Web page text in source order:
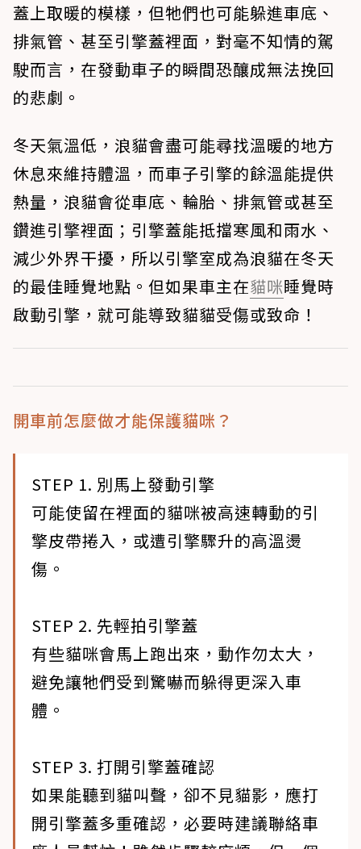
蓋上取暖的模樣，但牠們也可能躲進車底、
排氣管、甚至引擎蓋裡面，對毫不知情的駕
駛而言，在發動車子的瞬間恐釀成無法挽回
的悲劇。
​​冬天氣溫低，浪貓會盡可能尋找溫暖的地方
休息來維持體溫，而車子引擎的餘溫能提供
熱量，浪貓會從車底、輪胎、排氣管或甚至
鑽進引擎裡面；引擎蓋能抵擋寒風和雨水、
減少外界干擾，所以引擎室成為浪貓在冬天
的最佳睡覺地點。但如果車主在貓咪睡覺時
啟動引擎，就可能導致貓貓受傷或致命！​​
開車前怎麼做才能保護貓咪？
STEP 1. 別馬上發動引擎
​​可能使留在裡面的貓咪被高速轉動的引
擎皮帶捲入，或遭引擎驟升的高溫燙
傷。
STEP 2. 先輕拍引擎蓋
​​有些貓咪會馬上跑出來，動作勿太大，
避免讓牠們受到驚嚇而躲得更深入車
體。
STEP 3. 打開引擎蓋確認
​​如果能聽到貓叫聲，卻不見貓影，應打
開引擎蓋多重確認，必要時建議聯絡車